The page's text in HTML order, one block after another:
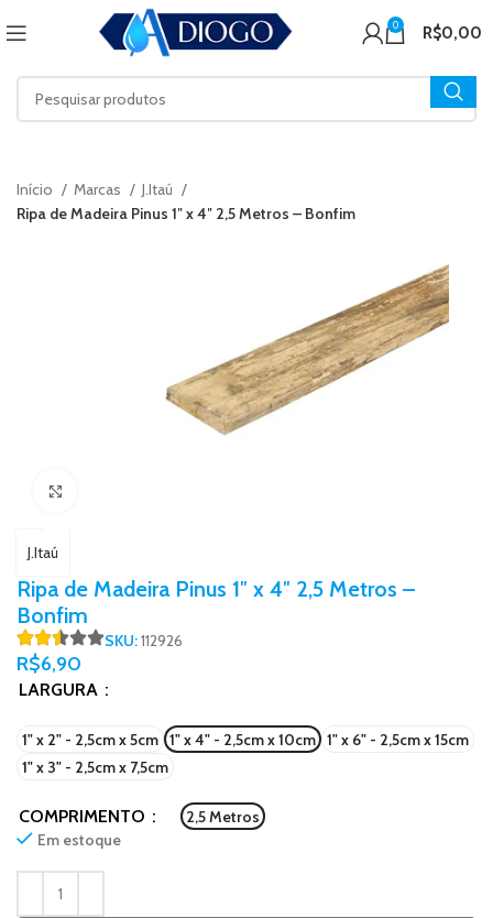
0 R$0,00
Início Marcas
J.Itaú
Ripa de Madeira Pinus 1″ x 4″ 2,5 Metros – Bonfim
Ripa de Madeira Pinus 1″ x 4″ 2,5 Metros –
Bonfim
J.Itaú
SKU:112926
R$6,90
LARGURA
1" x 2" - 2,5cm x 5cm 1" x 4" - 2,5cm x 10cm 1" x 6" - 2,5cm x 15cm
1" x 3" - 2,5cm x 7,5cm
COMPRIMENTO
2,5 Metros
Em estoque